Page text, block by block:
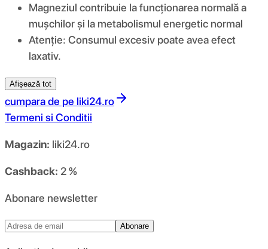
Magneziul contribuie la funcționarea normală a
mușchilor și la metabolismul energetic normal
Atenție: Consumul excesiv poate avea efect
laxativ.
Afișează tot
cumpara de pe liki24.ro
Termeni si Conditii
Magazin: liki24.ro
Cashback: 2 %
Abonare newsletter
Abonare